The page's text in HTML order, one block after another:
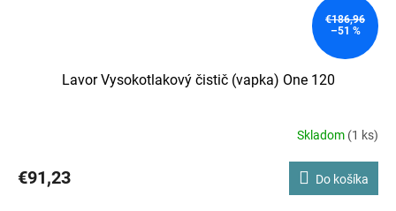
€186,96
–51 %
Lavor Vysokotlakový čistič (vapka) One 120
produktu
je
Skladom (1 ks)
€91,23 Do košíka